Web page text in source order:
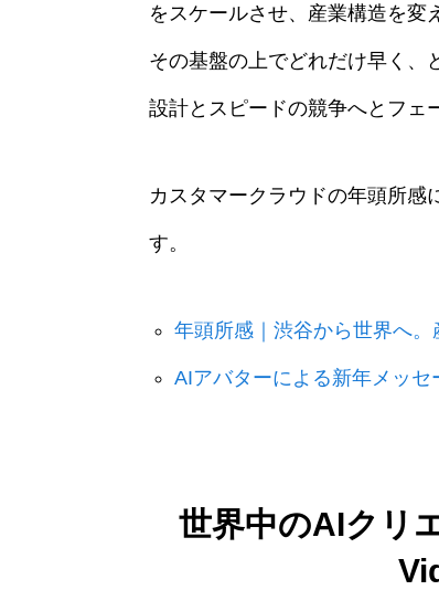
をスケールさせ、産業構造を変
その基盤の上でどれだけ早く、
設計とスピードの競争へとフェ
カスタマークラウドの年頭所感
す。
年頭所感｜渋谷から世界へ
AIアバターによる新年メッセ
世界中のAIクリ